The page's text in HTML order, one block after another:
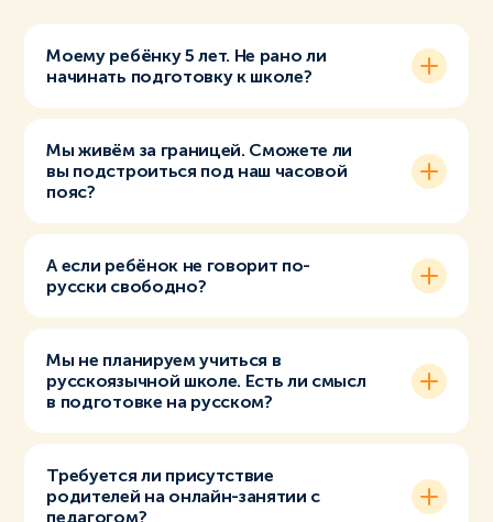
Моему ребёнку 5 лет. Не рано ли
начинать подготовку к школе?
Мы живём за границей. Сможете ли
вы подстроиться под наш часовой
пояс?
А если ребёнок не говорит по-
русски свободно?
Мы не планируем учиться в
русскоязычной школе. Есть ли смысл
в подготовке на русском?
Требуется ли присутствие
родителей на онлайн-занятии с
педагогом?